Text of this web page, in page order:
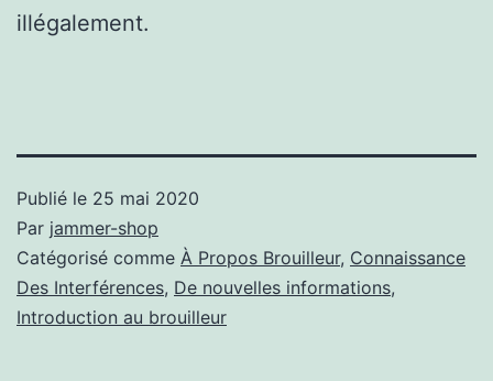
illégalement.
Publié le 25 mai 2020
Par jammer-shop
Catégorisé comme À Propos Brouilleur, Connaissance
Des Interférences, De nouvelles informations,
Introduction au brouilleur